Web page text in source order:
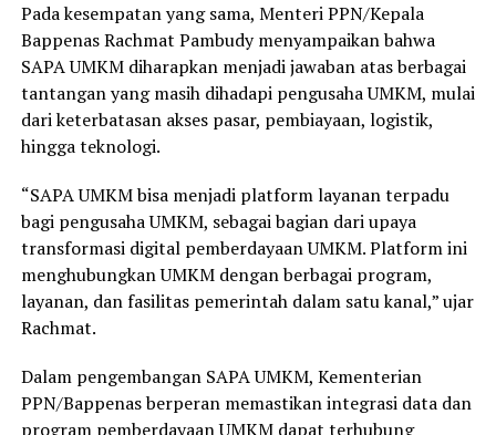
Pada kesempatan yang sama, Menteri PPN/Kepala
Bappenas Rachmat Pambudy menyampaikan bahwa
SAPA UMKM diharapkan menjadi jawaban atas berbagai
tantangan yang masih dihadapi pengusaha UMKM, mulai
dari keterbatasan akses pasar, pembiayaan, logistik,
hingga teknologi.
“SAPA UMKM bisa menjadi platform layanan terpadu
bagi pengusaha UMKM, sebagai bagian dari upaya
transformasi digital pemberdayaan UMKM. Platform ini
menghubungkan UMKM dengan berbagai program,
layanan, dan fasilitas pemerintah dalam satu kanal,” ujar
Rachmat.
Dalam pengembangan SAPA UMKM, Kementerian
PPN/Bappenas berperan memastikan integrasi data dan
program pemberdayaan UMKM dapat terhubung